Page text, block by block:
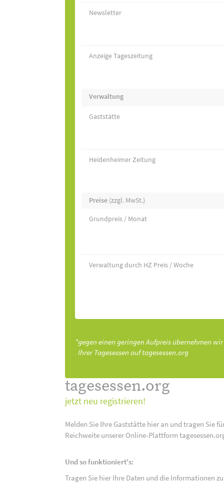
Newsletter
Anzeige Tageszeitung
Verwaltung
Gaststätte
Heidenheimer Zeitung
Preise (zzgl. MwSt.)
Grundpreis / Monat
Verwaltung durch HZ Preis / Woche
*gegen einen geringen Aufpreis übernehmen
Ihrer Tagesessen auf tagesessen.org
tagesessen.org
jetzt neu registrieren!
Melden Sie Ihre Gaststätte hier an und tragen Sie
Reichweite unserer Online-Plattform
Und so funktioniert's:
Tragen Sie hier Ihre Daten und die Informationen